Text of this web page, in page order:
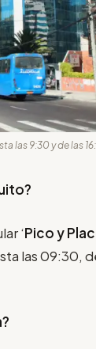
las 9:30 y de las
‘Pico y
las 09:30,